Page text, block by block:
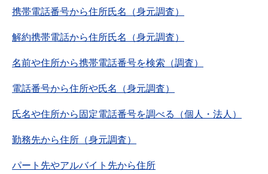
携帯電話番号から住所氏名（身元調査）
解約携帯電話から住所氏名（身元調査）
名前や住所から携帯電話番号を検索（調査）
電話番号から住所や氏名（身元調査）
氏名や住所から固定電話番号を調べる（個人・法人）
勤務先から住所（身元調査）
パート先やアルバイト先から住所